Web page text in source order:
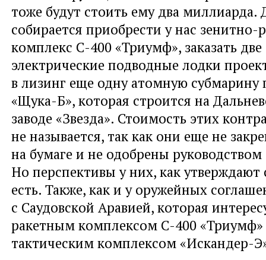
тоже будут стоить ему два миллиарда.
собирается приобрести у нас зенитно-
комплекс С-400 «Триумф», заказать
электрические подводные лодки
в лизинг еще одну атомную субмарину
«Щука-Б», которая строится на
заводе «Звезда». Стоимость этих
не называется, так как они еще не
на бумаге и не одобрены руководством
Но перспективы у них, как утверждают
есть. Также, как и у оружейных
с Саудовской Аравией, которая
ракетным комплексом С-400
тактическим комплексом «Искандер-